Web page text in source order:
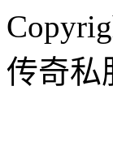
传奇私